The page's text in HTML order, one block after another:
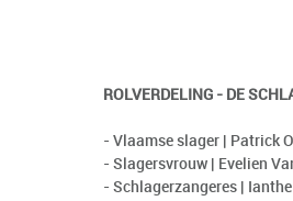
ROLVERDELING - DE
- Vlaamse slager | Patrick
- Slagersvrouw | Evelien
- Schlagerzangeres |